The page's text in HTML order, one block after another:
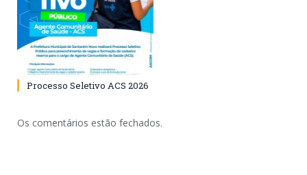
Processo Seletivo ACS 2026
Os comentários estão fechados.